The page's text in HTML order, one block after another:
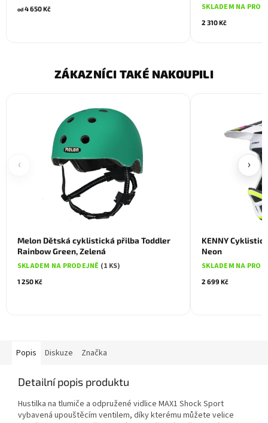
od4 650 Kč SKLADEM NA
2 310 Kč
ZÁKAZNÍCI TAKÉ NAKOUPILI
‹
Melon Dětská cyklistická přilba Toddler
Rainbow Green, Zelená
SKLADEM NA PRODEJNĚ (1 KS)
1 250 Kč
KENNY
Neon
SKLADEM NA
2 699 Kč
›
Popis Diskuze Značka
Detailní popis produktu
Hustilka na tlumiče a odpružené vidlice MAX1 Shock Sport
vybavená upouštěcím ventilem, díky kterému můžete velice